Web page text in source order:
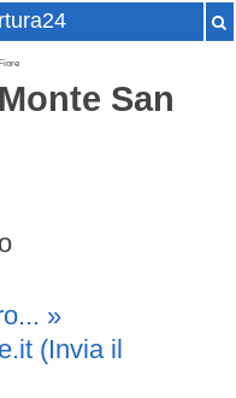
San
»
.it (Invia il